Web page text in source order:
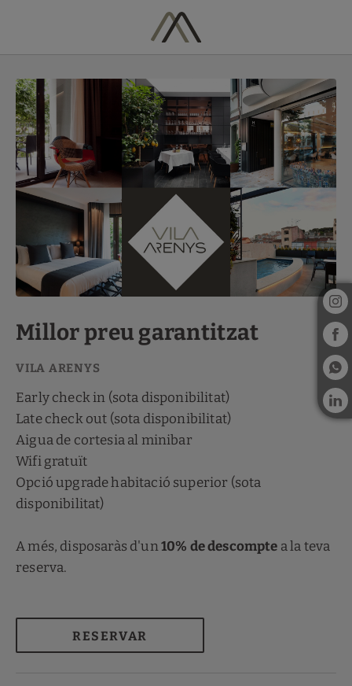
Millor preu garantitzat
Early check in (sota disponibilitat)
Late check out (sota disponibilitat)
Aigua de cortesia al minibar
Wifi gratuït
Opció upgrade habitació superior (sota
disponibilitat)
A més, disposaràs d'un10% de descompte a la teva
reserva.
RESERVAR